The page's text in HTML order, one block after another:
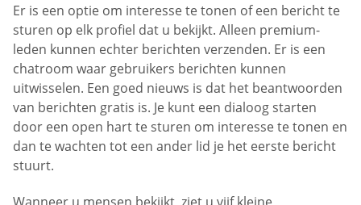
Er is een optie om interesse te tonen of een bericht te
sturen op elk profiel dat u bekijkt. Alleen premium-
leden kunnen echter berichten verzenden. Er is een
chatroom waar gebruikers berichten kunnen
uitwisselen. Een goed nieuws is dat het beantwoorden
van berichten gratis is. Je kunt een dialoog starten
door een open hart te sturen om interesse te tonen en
dan te wachten tot een ander lid je het eerste bericht
stuurt.